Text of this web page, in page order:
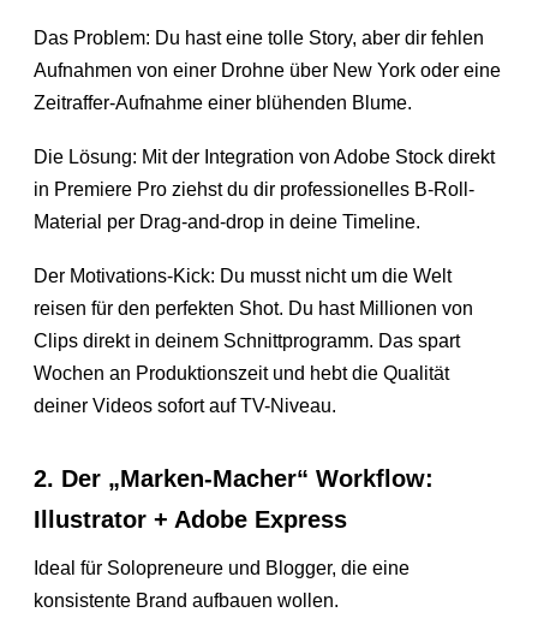
Das Problem: Du hast eine tolle Story, aber dir fehlen
Aufnahmen von einer Drohne über New York oder eine
Zeitraffer-Aufnahme einer blühenden Blume.
Die Lösung: Mit der Integration von Adobe Stock direkt
in Premiere Pro ziehst du dir professionelles B-Roll-
Material per Drag-and-drop in deine Timeline.
Der Motivations-Kick: Du musst nicht um die Welt
reisen für den perfekten Shot. Du hast Millionen von
Clips direkt in deinem Schnittprogramm. Das spart
Wochen an Produktionszeit und hebt die Qualität
deiner Videos sofort auf TV-Niveau.
2. Der „Marken-Macher“ Workflow:
Illustrator + Adobe Express
Ideal für Solopreneure und Blogger, die eine
konsistente Brand aufbauen wollen.